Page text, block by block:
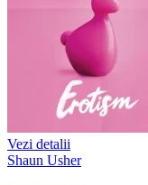
Vezi detalii
Shaun Usher